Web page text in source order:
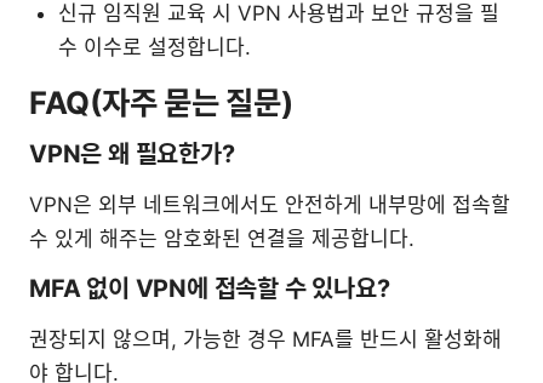
신규 임직원 교육 시 VPN 사용법과 보안 규정을 필
수 이수로 설정합니다.
FAQ(자주 묻는 질문)
VPN은 왜 필요한가?
VPN은 외부 네트워크에서도 안전하게 내부망에 접속할
수 있게 해주는 암호화된 연결을 제공합니다.
MFA 없이 VPN에 접속할 수 있나요?
권장되지 않으며, 가능한 경우 MFA를 반드시 활성화해
야 합니다.